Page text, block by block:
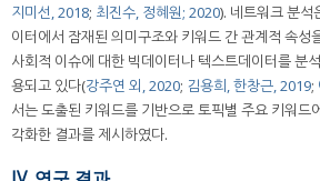
지미선, 2018; 최진수, 정혜원; 2020). 네트워크 분석
이터에서 잠재된 의미구조와 키워드 간 관계적 속성
사회적 이슈에 대한 빅데이터나 텍스트데이터를 분
용되고 있다(강주연 외, 2020; 김용희, 한창근, 2019;
서는 도출된 키워드를 기반으로 토픽별 주요 키워드
각화한 결과를 제시하였다.